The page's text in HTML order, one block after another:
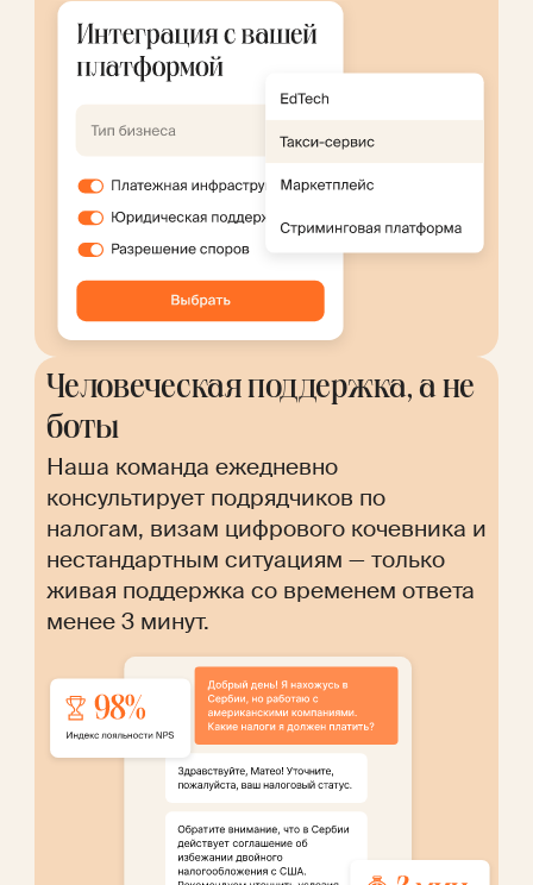
Человеческая поддержка, а не
боты
Наша команда ежедневно
консультирует подрядчиков по
налогам, визам цифрового кочевника и
нестандартным ситуациям — только
живая поддержка со временем ответа
менее 3 минут.